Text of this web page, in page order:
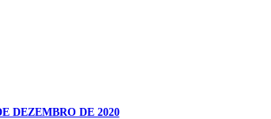
DEZEMBRO DE 2020